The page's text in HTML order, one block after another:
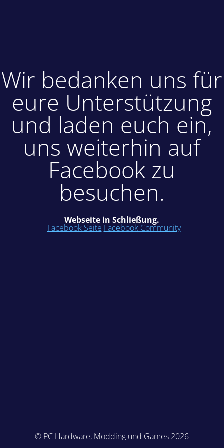
Wir bedanken uns für
eure Unterstützung
und laden euch ein,
uns weiterhin auf
Facebook zu
besuchen.
Webseite in Schließung.
Facebook Seite Facebook Community
© PC Hardware, Modding und Games 2026